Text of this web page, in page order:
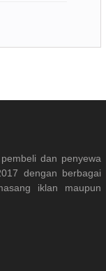
dan penyewa
dengan berbagai
iklan maupun